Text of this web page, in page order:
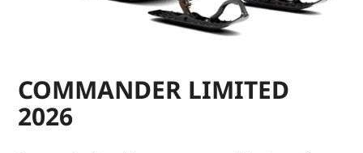
COMMANDER LIMITED
2026